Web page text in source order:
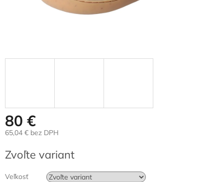
80 €
65,04 € bez DPH
cena:
Zvoľte variant
Veľkosť